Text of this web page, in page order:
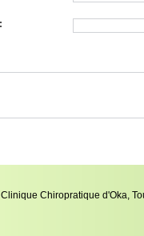
Chiropratique d'Oka,